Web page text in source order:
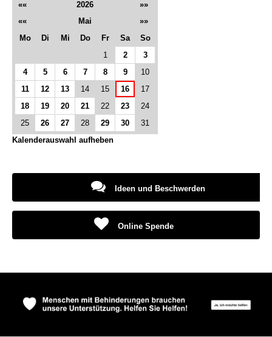
«« 2026
»»
««
Mai
»»
Mo
Di Mi Do Fr Sa
So
1
2
3
4
5 6 7 8 9
10
11
12 13 14 15 16
17
18
19 20 21 22 23
24
25
26 27 28 29 30
31
Kalenderauswahl aufheben
Ideen und Beschwerden
Online Spende